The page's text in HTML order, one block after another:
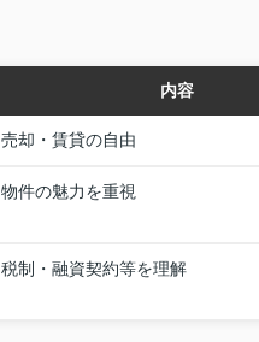
内容
売却・賃貸の自由
物件の魅力を重視
税制・融資契約等を理解